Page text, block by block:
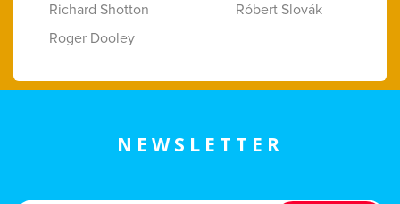
Richard Shotton
Róbert Slovák
Roger Dooley
NEWSLETTER